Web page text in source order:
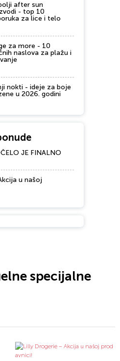
after sun
- top 10
za lice i telo
za more - 10
naslova za plažu i
nokti - ideje za boje
u 2026. godini
JE FINALNO
u našoj
specijalne